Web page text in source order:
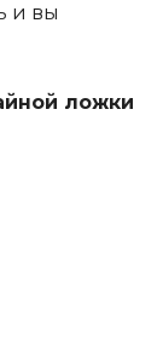
и вы
ложки